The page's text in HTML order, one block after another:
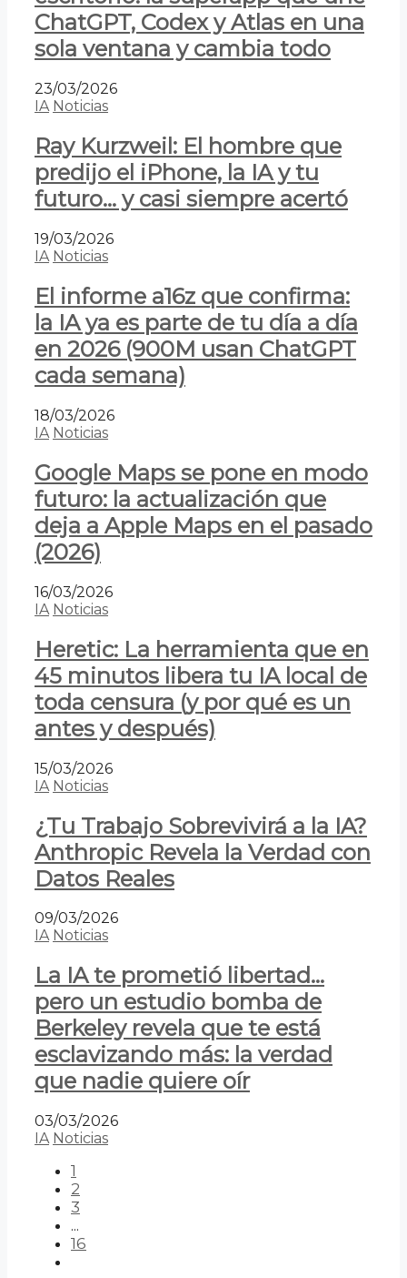
ChatGPT, Codex y Atlas en una
sola ventana y cambia todo
23/03/2026
IA Noticias
Ray Kurzweil: El hombre que
predijo el iPhone, la IA y tu
futuro… y casi siempre acertó
19/03/2026
IA Noticias
El informe a16z que confirma:
la IA ya es parte de tu día a día
en 2026 (900M usan ChatGPT
cada semana)
18/03/2026
IA Noticias
Google Maps se pone en modo
futuro: la actualización que
deja a Apple Maps en el pasado
(2026)
16/03/2026
IA Noticias
Heretic: La herramienta que en
45 minutos libera tu IA local de
toda censura (y por qué es un
antes y después)
15/03/2026
IA Noticias
¿Tu Trabajo Sobrevivirá a la IA?
Anthropic Revela la Verdad con
Datos Reales
09/03/2026
IA Noticias
La IA te prometió libertad…
pero un estudio bomba de
Berkeley revela que te está
esclavizando más: la verdad
que nadie quiere oír
03/03/2026
IA Noticias
1
2
3
...
16